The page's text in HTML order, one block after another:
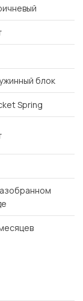
блок
Spring